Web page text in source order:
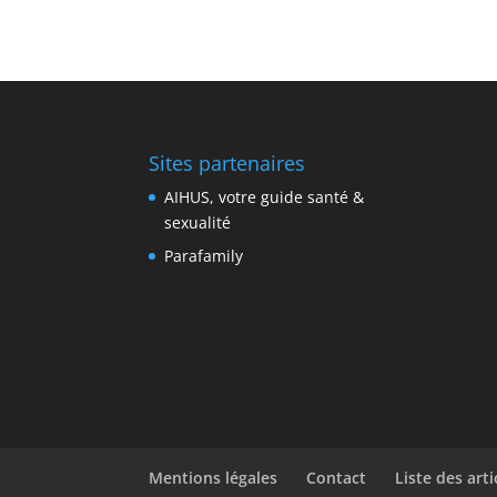
Sites partenaires
AIHUS, votre guide santé &
sexualité
Parafamily
Mentions légales Contact Liste des